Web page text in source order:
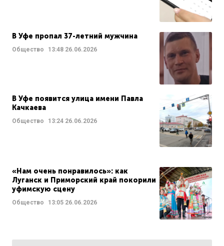
В Уфе пропал 37-летний мужчина
Общество 13:48 26.06.2026
В Уфе появится улица имени Павла
Качкаева
Общество 13:24 26.06.2026
«Нам очень понравилось»: как
Луганск и Приморский край покорили
уфимскую сцену
Общество 13:05 26.06.2026